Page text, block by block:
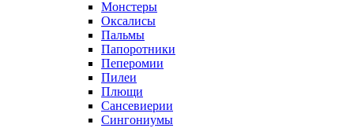
Монстеры
Оксалисы
Пальмы
Папоротники
Пеперомии
Пилеи
Плющи
Сансевиерии
Сингониумы